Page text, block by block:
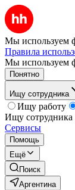
Мы используем
Правила
Мы используем
Понятно
Ищу сотрудника
Ищу работу
Ищу сотрудника
Сервисы
Помощь
Ещё
Поиск
Аргентина